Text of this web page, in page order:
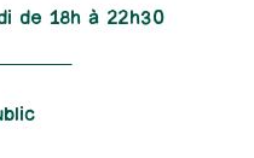
de 18h à 22h30